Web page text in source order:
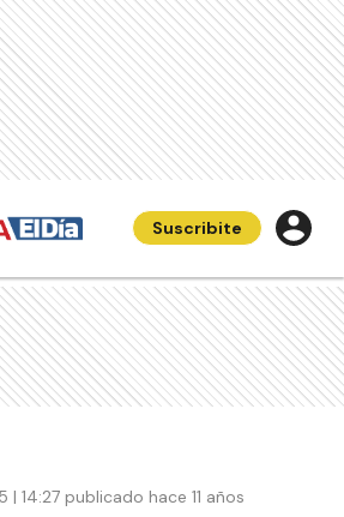
Suscribite
14:27 publicado hace 11 años